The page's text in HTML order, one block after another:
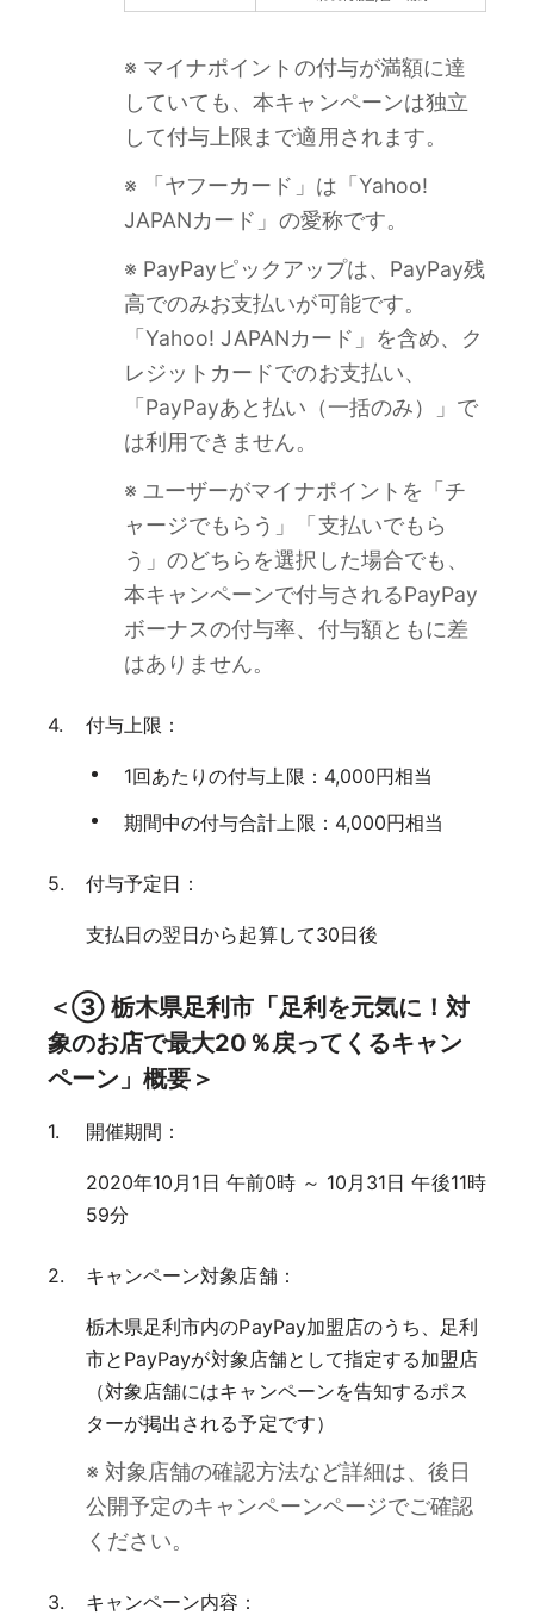
※ マイナポイントの付与が満額に達
していても、本キャンペーンは独立
して付与上限まで適用されます。
※ 「ヤフーカード」は「Yahoo!
JAPANカード」の愛称です。
※ PayPayピックアップは、PayPay残
高でのみお支払いが可能です。
「Yahoo! JAPANカード」を含め、ク
レジットカードでのお支払い、
「PayPayあと払い（一括のみ）」で
は利用できません。
※ ユーザーがマイナポイントを「チ
ャージでもらう」「支払いでもら
う」のどちらを選択した場合でも、
本キャンペーンで付与されるPayPay
ボーナスの付与率、付与額ともに差
はありません。
付与上限：
1回あたりの付与上限：4,000円相当
期間中の付与合計上限：4,000円相当
付与予定日：
支払日の翌日から起算して30日後
＜③ 栃木県足利市「足利を元気に！対
象のお店で最大20％戻ってくるキャン
ペーン」概要＞
開催期間：
2020年10月1日 午前0時 ～ 10月31日 午後11時
59分
キャンペーン対象店舗：
栃木県足利市内のPayPay加盟店のうち、足利
市とPayPayが対象店舗として指定する加盟店
（対象店舗にはキャンペーンを告知するポス
ターが掲出される予定です）
※ 対象店舗の確認方法など詳細は、後日
公開予定のキャンペーンページでご確認
ください。
キャンペーン内容：